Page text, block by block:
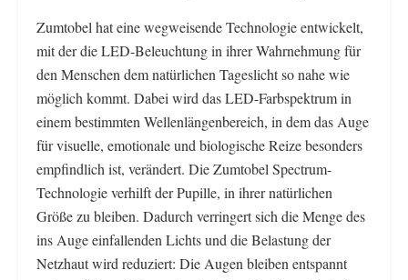
Zumtobel hat eine wegweisende Technologie entwickelt,
mit der die LED-Beleuchtung in ihrer Wahrnehmung für
den Menschen dem natürlichen Tageslicht so nahe wie
möglich kommt. Dabei wird das LED-Farbspektrum in
einem bestimmten Wellenlängenbereich, in dem das Auge
für visuelle, emotionale und biologische Reize besonders
empfindlich ist, verändert. Die Zumtobel Spectrum-
Technologie verhilft der Pupille, in ihrer natürlichen
Größe zu bleiben. Dadurch verringert sich die Menge des
ins Auge einfallenden Lichts und die Belastung der
Netzhaut wird reduziert: Die Augen bleiben entspannt